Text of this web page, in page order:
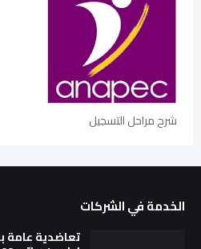
شرح مراحل التسجيل
الخدمة في الشركات
تعاضدية عامة